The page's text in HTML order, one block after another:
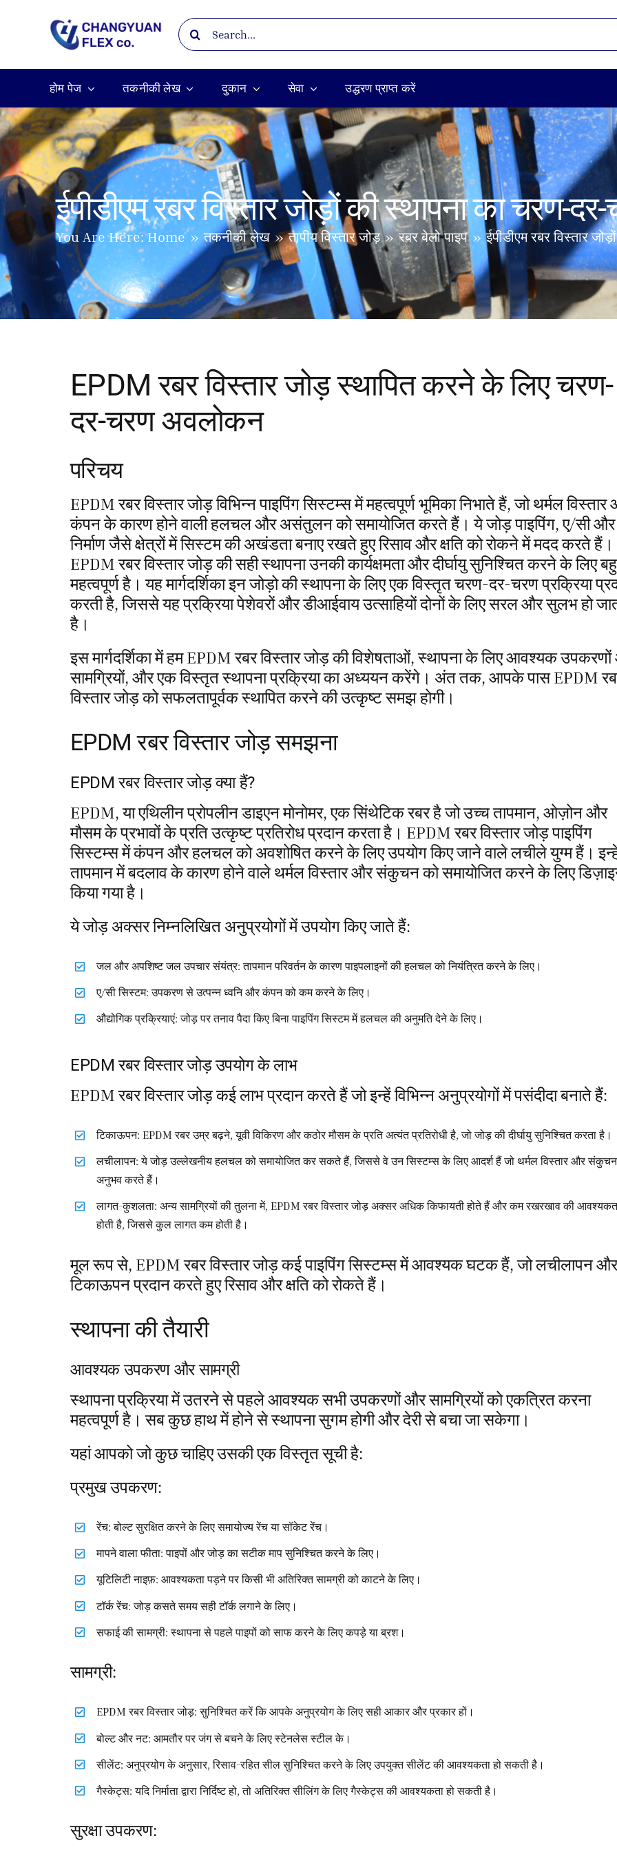
content
Search
for:
होम पेज तकनीकी लेख दुकान सेवा उद्धरण प्राप्त करें
ईपीडीएम रबर विस्तार जोड़ों की स्थापना का चरण-
You Are Here: Home तकनीकी लेख तापीय विस्तार जोड़ रबर बेलो पाइप ईपीडीएम रबर विस्तार
EPDM रबर विस्तार जोड़ स्थापित करने के लिए चरण-
दर-चरण अवलोकन
परिचय
EPDM रबर विस्तार जोड़ विभिन्न पाइपिंग सिस्टम्स में महत्वपूर्ण भूमिका निभाते हैं, जो थर्मल विस्तार
कंपन के कारण होने वाली हलचल और असंतुलन को समायोजित करते हैं। ये जोड़ पाइपिंग, ए/सी और
निर्माण जैसे क्षेत्रों में सिस्टम की अखंडता बनाए रखते हुए रिसाव और क्षति को रोकने में मदद करते हैं।
EPDM रबर विस्तार जोड़ की सही स्थापना उनकी कार्यक्षमता और दीर्घायु सुनिश्चित करने के लिए
महत्वपूर्ण है। यह मार्गदर्शिका इन जोड़ो की स्थापना के लिए एक विस्तृत चरण-दर-चरण प्रक्रिया
करती है, जिससे यह प्रक्रिया पेशेवरों और डीआईवाय उत्साहियों दोनों के लिए सरल और सुलभ हो
है।
इस मार्गदर्शिका में हम EPDM रबर विस्तार जोड़ की विशेषताओं, स्थापना के लिए आवश्यक
सामग्रियों, और एक विस्तृत स्थापना प्रक्रिया का अध्ययन करेंगे। अंत तक, आपके पास EPDM
विस्तार जोड़ को सफलतापूर्वक स्थापित करने की उत्कृष्ट समझ होगी।
EPDM रबर विस्तार जोड़ समझना
EPDM रबर विस्तार जोड़ क्या हैं?
EPDM, या एथिलीन प्रोपलीन डाइएन मोनोमर, एक सिंथेटिक रबर है जो उच्च तापमान, ओज़ोन और
मौसम के प्रभावों के प्रति उत्कृष्ट प्रतिरोध प्रदान करता है। EPDM रबर विस्तार जोड़ पाइपिंग
सिस्टम्स में कंपन और हलचल को अवशोषित करने के लिए उपयोग किए जाने वाले लचीले युग्म हैं।
तापमान में बदलाव के कारण होने वाले थर्मल विस्तार और संकुचन को समायोजित करने के लिए
किया गया है।
ये जोड़ अक्सर निम्नलिखित अनुप्रयोगों में उपयोग किए जाते हैं:
जल और अपशिष्ट जल उपचार संयंत्र: तापमान परिवर्तन के कारण पाइपलाइनों की हलचल को नियंत्रित करने के लिए।
ए/सी सिस्टम: उपकरण से उत्पन्न ध्वनि और कंपन को कम करने के लिए।
औद्योगिक प्रक्रियाएं: जोड़ पर तनाव पैदा किए बिना पाइपिंग सिस्टम में हलचल की अनुमति देने के लिए।
EPDM रबर विस्तार जोड़ उपयोग के लाभ
EPDM रबर विस्तार जोड़ कई लाभ प्रदान करते हैं जो इन्हें विभिन्न अनुप्रयोगों में पसंदीदा बनाते हैं:
टिकाऊपन: EPDM रबर उम्र बढ़ने, यूवी विकिरण और कठोर मौसम के प्रति अत्यंत प्रतिरोधी है, जो जोड़ की दीर्घायु सुनिश्चित करता है।
लचीलापन: ये जोड़ उल्लेखनीय हलचल को समायोजित कर सकते हैं, जिससे वे उन सिस्टम्स के लिए आदर्श हैं जो थर्मल विस्तार और
अनुभव करते हैं।
लागत-कुशलता: अन्य सामग्रियों की तुलना में, EPDM रबर विस्तार जोड़ अक्सर अधिक किफायती होते हैं और कम रखरखाव की
होती है, जिससे कुल लागत कम होती है।
मूल रूप से, EPDM रबर विस्तार जोड़ कई पाइपिंग सिस्टम्स में आवश्यक घटक हैं, जो लचीलापन और
टिकाऊपन प्रदान करते हुए रिसाव और क्षति को रोकते हैं।
स्थापना की तैयारी
आवश्यक उपकरण और सामग्री
स्थापना प्रक्रिया में उतरने से पहले आवश्यक सभी उपकरणों और सामग्रियों को एकत्रित करना
महत्वपूर्ण है। सब कुछ हाथ में होने से स्थापना सुगम होगी और देरी से बचा जा सकेगा।
यहां आपको जो कुछ चाहिए उसकी एक विस्तृत सूची है:
प्रमुख उपकरण:
रेंच: बोल्ट सुरक्षित करने के लिए समायोज्य रेंच या सॉकेट रेंच।
मापने वाला फीता: पाइपों और जोड़ का सटीक माप सुनिश्चित करने के लिए।
यूटिलिटी नाइफ़: आवश्यकता पड़ने पर किसी भी अतिरिक्त सामग्री को काटने के लिए।
टॉर्क रेंच: जोड़ कसते समय सही टॉर्क लगाने के लिए।
सफाई की सामग्री: स्थापना से पहले पाइपों को साफ करने के लिए कपड़े या ब्रश।
सामग्री:
EPDM रबर विस्तार जोड़: सुनिश्चित करें कि आपके अनुप्रयोग के लिए सही आकार और प्रकार हों।
बोल्ट और नट: आमतौर पर जंग से बचने के लिए स्टेनलेस स्टील के।
सीलेंट: अनुप्रयोग के अनुसार, रिसाव-रहित सील सुनिश्चित करने के लिए उपयुक्त सीलेंट की आवश्यकता हो सकती है।
गैस्केट्स: यदि निर्माता द्वारा निर्दिष्ट हो, तो अतिरिक्त सीलिंग के लिए गैस्केट्स की आवश्यकता हो सकती है।
सुरक्षा उपकरण: